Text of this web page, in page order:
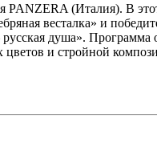
(Италия). В
весталка» и
душа». Программа
цветов и стройной